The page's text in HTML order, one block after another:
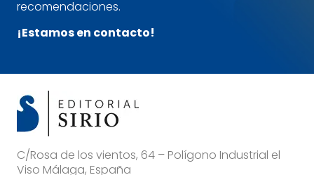
recomendaciones.
¡Estamos en contacto!
C/Rosa de los vientos, 64 – Polígono Industrial el
Viso Málaga, España